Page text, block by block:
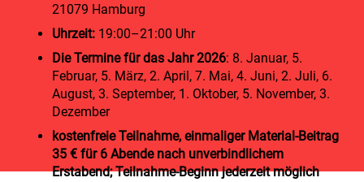
21079 Hamburg
Uhrzeit: 19:00–21:00 Uhr
Die Termine für das Jahr 2026: 8. Januar, 5.
Februar, 5. März, 2. April, 7. Mai, 4. Juni, 2. Juli, 6.
August, 3. September, 1. Oktober, 5. November, 3.
Dezember
kostenfreie Teilnahme, einmaliger Material-Beitrag
35 € für 6 Abende nach unverbindlichem
Erstabend; Teilnahme-Beginn jederzeit möglich